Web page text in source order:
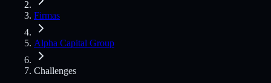
Firmas
Alpha Capital Group
Challenges